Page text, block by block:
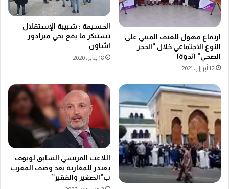
ارتفاع مهول للعنف المبني على
النوع الاجتماعي خلال “الحجر
الصحي” (ندوة)
12 أبريل، 2021
الحسيمة : شبيبة الإستقلال
تستنكر ما يقع بحي ميرادور
اشاون
18 يناير، 2020
اللاعب الفرنسي السابق لوبوف
يعتذر للمغاربة بعد وصف المغرب
ب”الصغير والفقير”